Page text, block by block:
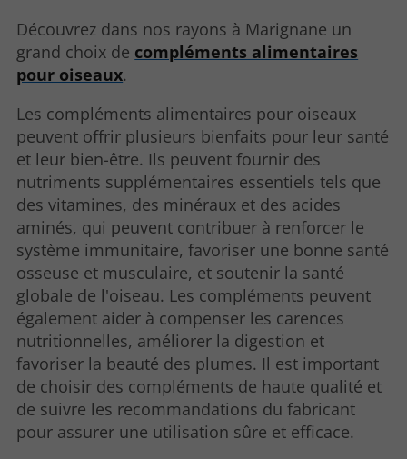
Découvrez dans nos rayons à Marignane un
grand choix de compléments alimentaires
pour oiseaux.
Les compléments alimentaires pour oiseaux
peuvent offrir plusieurs bienfaits pour leur santé
et leur bien-être. Ils peuvent fournir des
nutriments supplémentaires essentiels tels que
des vitamines, des minéraux et des acides
aminés, qui peuvent contribuer à renforcer le
système immunitaire, favoriser une bonne santé
osseuse et musculaire, et soutenir la santé
globale de l'oiseau. Les compléments peuvent
également aider à compenser les carences
nutritionnelles, améliorer la digestion et
favoriser la beauté des plumes. Il est important
de choisir des compléments de haute qualité et
de suivre les recommandations du fabricant
pour assurer une utilisation sûre et efficace.